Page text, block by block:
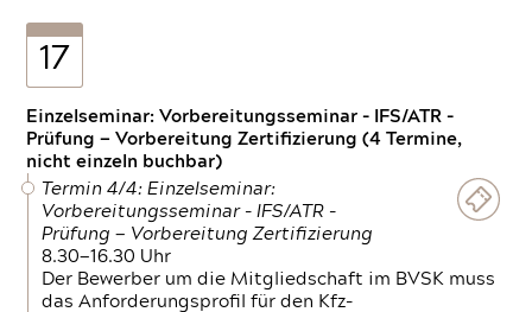
17
Einzelseminar: Vorbereitungsseminar - IFS/ATR -
Prüfung — Vorbereitung Zertifizierung (4 Termine,
nicht einzeln buchbar)
Termin 4/4: Einzelseminar:
Vorbereitungsseminar - IFS/ATR -
Prüfung — Vorbereitung Zertifizierung
8.30—16.30 Uhr
Der Bewerber um die Mitgliedschaft im BVSK muss
das Anforderungsprofil für den Kfz-